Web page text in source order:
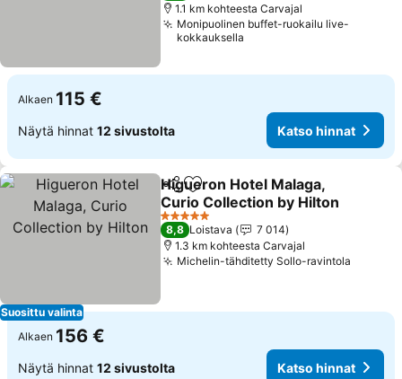
1.1 km kohteesta Carvajal
Monipuolinen buffet-ruokailu live-
kokkauksella
Alkaen 115 €
Näytä hinnat 12 sivustolta Katso hinnat
Suosittu valinta
Jaa Lisää suosikkeihin
Higueron Hotel Malaga,
Curio Collection by Hilton
Katso hinnat
5 Tähtiluokitus
8,8 Loistava
7 014
1.3 km kohteesta Carvajal
Michelin-tähditetty Sollo-ravintola
Alkaen 156 €
Näytä hinnat 12 sivustolta Katso hinnat